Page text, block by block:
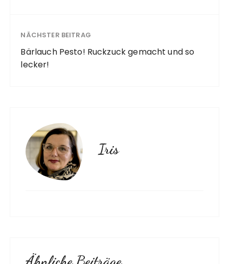
NÄCHSTER BEITRAG
Bärlauch Pesto! Ruckzuck gemacht und so
lecker!
Iris